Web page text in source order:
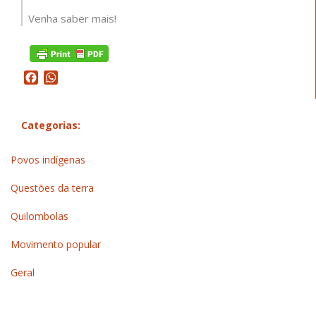
Venha saber mais!
Facebook
Categorias:
Povos indígenas
Questões da terra
Quilombolas
Movimento popular
Geral